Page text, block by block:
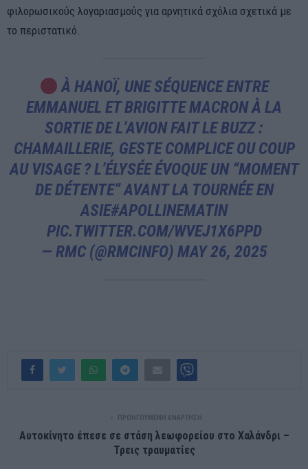
φιλορωσικούς λογαριασμούς για αρνητικά σχόλια σχετικά με
το περιστατικό.
À HANOÏ, UNE SÉQUENCE ENTRE
EMMANUEL ET BRIGITTE MACRON À LA
SORTIE DE L’AVION FAIT LE BUZZ :
CHAMAILLERIE, GESTE COMPLICE OU COUP
AU VISAGE ? L’ÉLYSÉE ÉVOQUE UN “MOMENT
DE DÉTENTE” AVANT LA TOURNÉE EN
ASIE#APOLLINEMATIN
PIC.TWITTER.COM/WVEJ1X6PPD
— RMC (@RMCINFO) MAY 26, 2025
ΠΡΟΗΓΟΎΜΕΝΗ ΑΝΆΡΤΗΣΗ
Αυτοκίνητο έπεσε σε στάση λεωφορείου στο Χαλάνδρι –
Τρεις τραυματίες